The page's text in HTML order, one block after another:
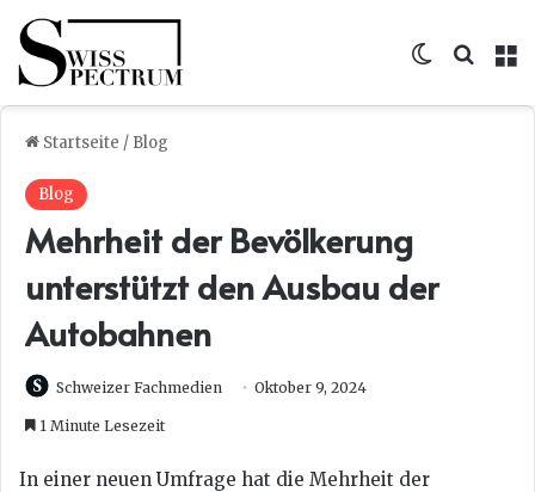
Skin
Startseite / Blog
Blog
Mehrheit der Bevölkerung
unterstützt den Ausbau der
Autobahnen
Schweizer Fachmedien Oktober 9, 2024
1 Minute Lesezeit
In einer neuen Umfrage hat die Mehrheit der